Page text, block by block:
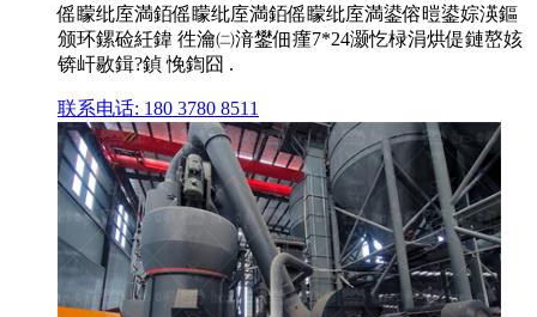
傜矇纰庢満銆傜矇纰庢満銆傜矇纰庢満鍙傛暟鍙婃渶鏂
颁环鏍硷紝鍏 徃瀹㈡湇鐢佃瘽7*24灏忔椂涓烘偍鏈嶅姟
锛屽敭鍓?鍞 悗鍧囧 .
联系电话: 180 3780 8511